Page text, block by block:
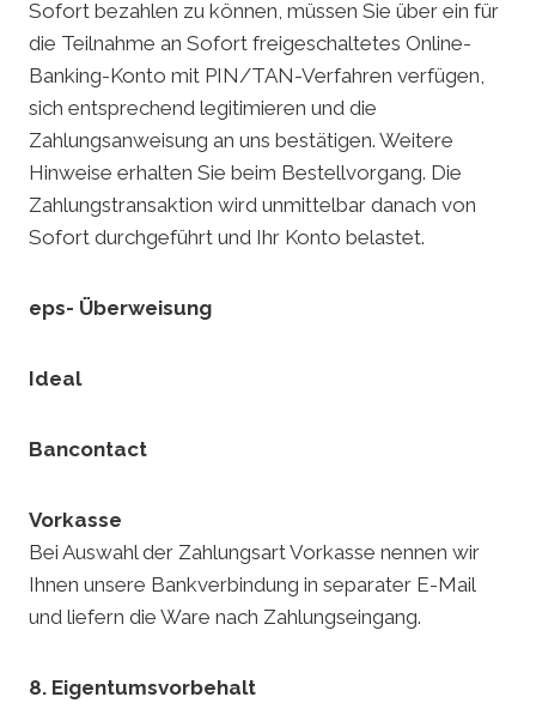
Sofort bezahlen zu können, müssen Sie über ein für
die Teilnahme an Sofort freigeschaltetes Online-
Banking-Konto mit PIN/TAN-Verfahren verfügen,
sich entsprechend legitimieren und die
Zahlungsanweisung an uns bestätigen. Weitere
Hinweise erhalten Sie beim Bestellvorgang. Die
Zahlungstransaktion wird unmittelbar danach von
Sofort durchgeführt und Ihr Konto belastet.
eps- Überweisung
Ideal
Bancontact
Vorkasse
Bei Auswahl der Zahlungsart Vorkasse nennen wir
Ihnen unsere Bankverbindung in separater E-Mail
und liefern die Ware nach Zahlungseingang.
8. Eigentumsvorbehalt